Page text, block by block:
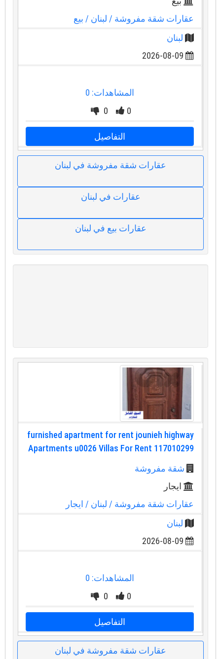
عقارات شقة مفروشة/ لبنان/ بيع
لبنان
2026-08-09
المشاهدات: 0
0
0
التفاصيل
عقارات شقة مفروشة في لبنان
عقارات في لبنان
عقارات بيع في لبنان
furnished apartment for rent jounieh highway
Apartments u0026 Villas For Rent 117010299
شقة مفروشة
ايجار
عقارات شقة مفروشة/ لبنان/ ايجار
لبنان
2026-08-09
المشاهدات: 0
0
0
التفاصيل
عقارات شقة مفروشة في لبنان